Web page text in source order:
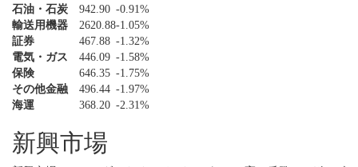
石油・石炭
942.90 -0.91%
輸送用機器
2620.88-1.05%
証券
467.88 -1.32%
電気・ガス
446.09 -1.58%
保険
646.35 -1.75%
その他金融
496.44 -1.97%
海運
368.20 -2.31%
新興市場